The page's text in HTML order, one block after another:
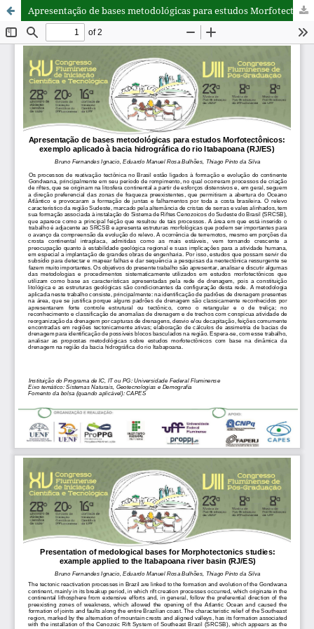
Apresentação de bases metodológicas para estudos Morfotectônicos: exemplo aplicado à bacia hidrográfica do rio Itabapoana (RJ/ES)